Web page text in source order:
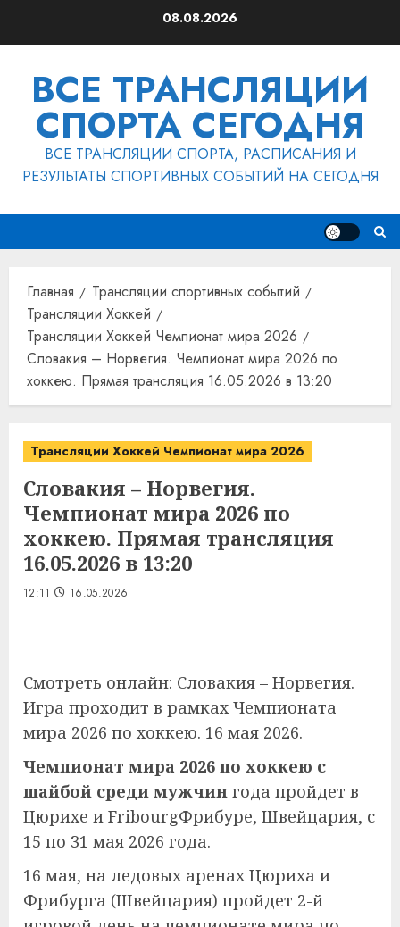
08.08.2026
ВСЕ ТРАНСЛЯЦИИ
СПОРТА СЕГОДНЯ
ВСЕ ТРАНСЛЯЦИИ СПОРТА, РАСПИСАНИЯ И
РЕЗУЛЬТАТЫ СПОРТИВНЫХ СОБЫТИЙ НА СЕГОДНЯ
Главная
Трансляции спортивных событий
Трансляции Хоккей
Трансляции Хоккей Чемпионат мира 2026
Словакия – Норвегия. Чемпионат мира 2026 по
хоккею. Прямая трансляция 16.05.2026 в 13:20
Трансляции Хоккей Чемпионат мира 2026
Словакия – Норвегия.
Чемпионат мира 2026 по
хоккею. Прямая трансляция
16.05.2026 в 13:20
12:11 16.05.2026
Смотреть онлайн: Словакия – Норвегия.
Игра проходит в рамках Чемпионата
мира 2026 по хоккею. 16 мая 2026.
Чемпионат мира 2026 по хоккею с
шайбой среди мужчин года пройдет в
Цюрихе и FribourgФрибуре, Швейцария, с
15 по 31 мая 2026 года.
16 мая, на ледовых аренах Цюриха и
Фрибурга (Швейцария) пройдет 2-й